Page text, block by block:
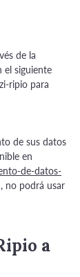
de la
el siguiente
ripio para
de sus datos
en
de-datos-
, no podrá usar
a